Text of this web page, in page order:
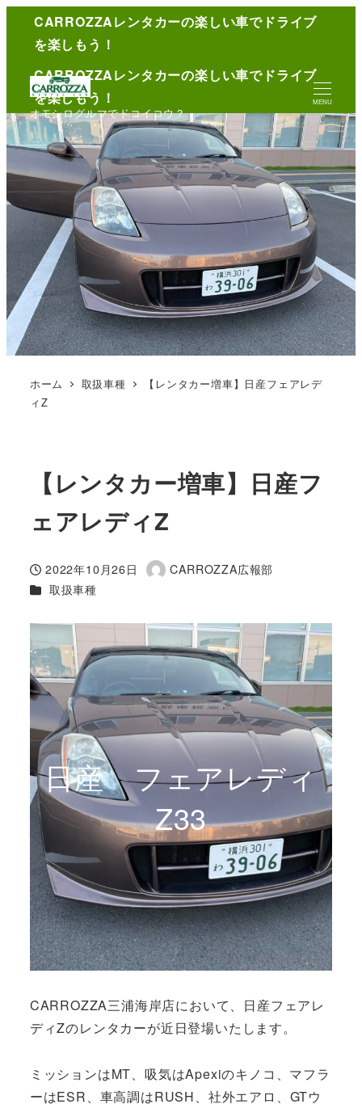
CARROZZAレンタカーの楽しい車でドライブ
を楽しもう！
オモシログルマでドコイコウ？
MENU
English
CARROZZAレンタカーの楽しい車でドライブ
を楽しもう！
ホーム 取扱車種
【レンタカー増車】日産フェアレデ
ィZ
【レンタカー増車】日産フ
ェアレディZ
投稿日
2022年10月26日
著
CARROZZA広報部
カテゴリー
取扱車種
日産 フェアレディ
Z33
CARROZZA三浦海岸店において、日産フェアレ
ディZのレンタカーが近日登場いたします。
ミッションはMT、吸気はApexiのキノコ、マフラ
ーはESR、車高調はRUSH、社外エアロ、GTウ